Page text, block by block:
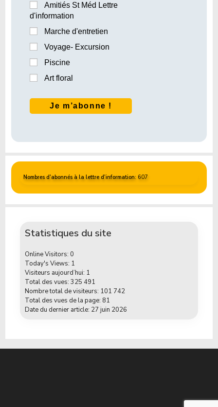
Amitiés St Méd Lettre
d'information
Marche d'entretien
Voyage- Excursion
Piscine
Art floral
Nombres d'abonnés à la lettre d'information: 607
Statistiques du site
Online Visitors: 0
Today's Views: 1
Visiteurs aujourd’hui: 1
Total des vues:325 491
Nombre total de visiteurs: 101 742
Total des vues de la page: 81
Date du dernier article: 27 juin 2026